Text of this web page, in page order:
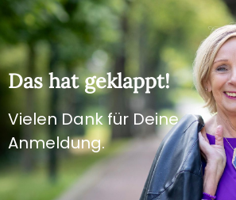
Das hat geklappt!
Vielen Dank für Deine
Anmeldung.